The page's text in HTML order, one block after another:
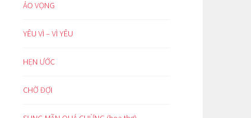
ẢO VỌNG
YÊU VÌ – VÌ YÊU
HẸN ƯỚC
CHỜ ĐỢI